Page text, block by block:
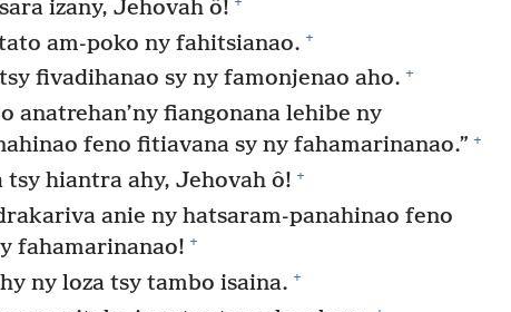
izany, Jehovah ô!
am-poko ny fahitsianao. +
fivadihanao sy ny famonjenao aho. +
anatrehan’ny fiangonana lehibe ny
feno fitiavana sy ny fahamarinanao.” +
tsy hiantra ahy, Jehovah ô! +
anie ny hatsaram-panahinao feno
fahamarinanao! +
ny loza tsy tambo isaina. +